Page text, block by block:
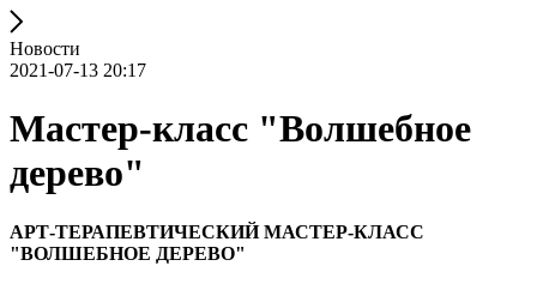
Новости
2021-07-13 20:17
Мастер-класс "Волшебное
дерево"
АРТ-ТЕРАПЕВТИЧЕСКИЙ МАСТЕР-КЛАСС
"ВОЛШЕБНОЕ ДЕРЕВО"